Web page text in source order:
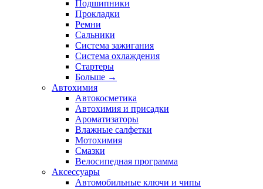
Подшипники
Прокладки
Ремни
Сальники
Система зажигания
Система охлаждения
Стартеры
Больше →
Автохимия
Автокосметика
Автохимия и присадки
Ароматизаторы
Влажные салфетки
Мотохимия
Смазки
Велосипедная программа
Аксессуары
Автомобильные ключи и чипы